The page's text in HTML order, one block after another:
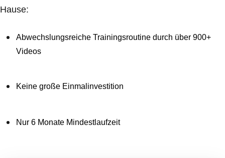
Hause:
Abwechslungsreiche Trainingsroutine durch über 900+
Videos
Keine große Einmalinvestition
Nur 6 Monate Mindestlaufzeit